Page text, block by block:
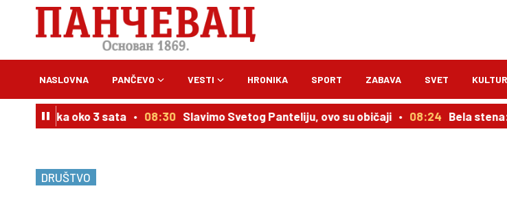
NASLOVNA PANČEVO VESTI HRONIKA SPORT ZABAVA SVET
se čeka oko 3 sata 08:30 Slavimo Svetog Panteliju, ovo su običaji 08:24 Bela stena:
DRUŠTVO